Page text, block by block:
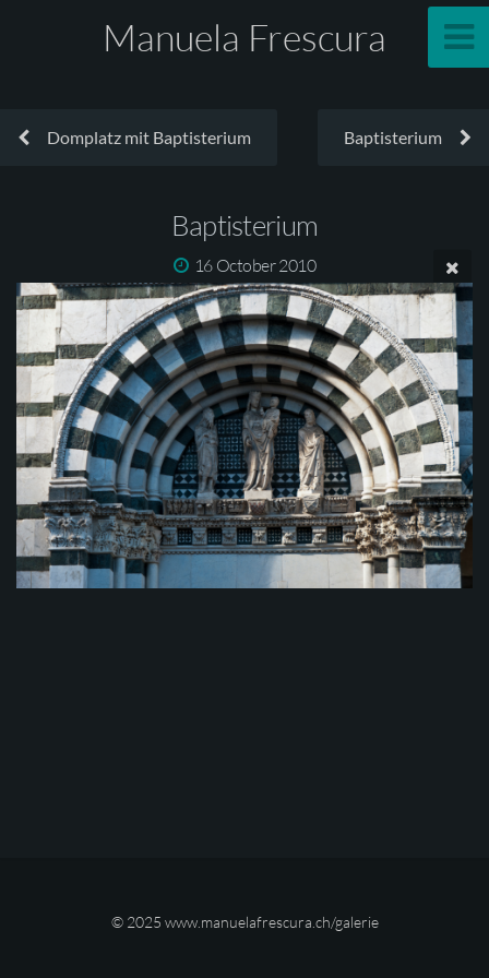
Manuela Frescura
Domplatz mit Baptisterium Baptisterium
Baptisterium
16 October 2010
© 2025 www.manuelafrescura.ch/galerie